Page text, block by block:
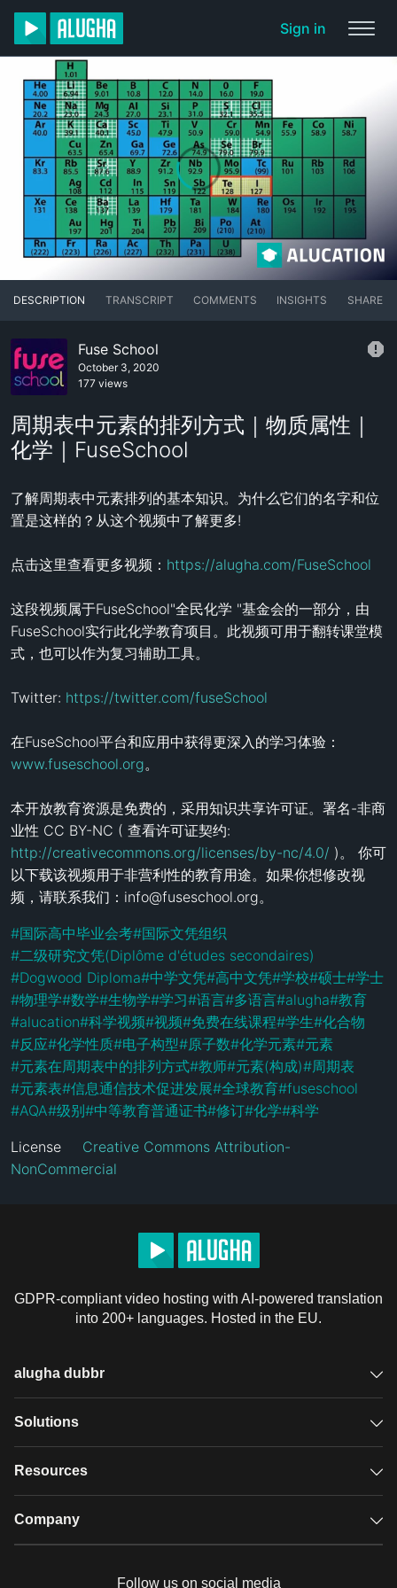
Sign in
DESCRIPTION TRANSCRIPT COMMENTS INSIGHTS SHARE
Fuse School
October 3, 2020
177 views
周期表中元素的排列方式｜物质属性｜
化学｜FuseSchool
了解周期表中元素排列的基本知识。为什么它们的名字和位
置是这样的？从这个视频中了解更多!
点击这里查看更多视频： https://alugha.com/FuseSchool
这段视频属于FuseSchool"全民化学 "基金会的一部分，由
FuseSchool实行此化学教育项目。此视频可用于翻转课堂模
式，也可以作为复习辅助工具。
Twitter: https://twitter.com/fuseSchool
在FuseSchool平台和应用中获得更深入的学习体验：
www.fuseschool.org。
本开放教育资源是免费的，采用知识共享许可证。署名-非商
http://creativecommons.org/licenses/by-nc/4.0/ )。 你可
以下载该视频用于非营利性的教育用途。如果你想修改视
频，请联系我们：info@fuseschool.org。
#国际高中毕业会考#国际文凭组织
#二级研究文凭(Diplôme d'études secondaires)
#Dogwood Diploma#中学文凭#高中文凭#学校#硕士#学士
#物理学#数学#生物学#学习#语言#多语言#alugha#教育
#alucation#科学视频#视频#免费在线课程#学生#化合物
#反应#化学性质#电子构型#原子数#化学元素#元素
#元素在周期表中的排列方式#教师#元素(构成)#周期表
#元素表#信息通信技术促进发展#全球教育#fuseschool
#AQA#级别#中等教育普通证书#修订#化学#科学
License
Creative Commons Attribution-
NonCommercial
GDPR-compliant video hosting with AI-powered translation
into 200+ languages. Hosted in the EU.
alugha dubbr
Overview
Glossary
Solutions
GDPR video hosting
Resources
Case studies
Company
Follow us on social media